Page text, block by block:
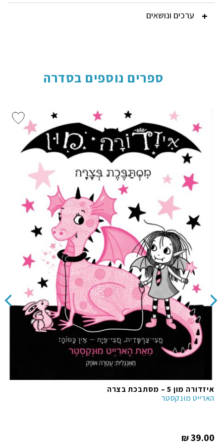
ערכים ונושאים
ספרים נוספים בסדרה
הוסף ל
WISHLIST
איזדורה מון 5 – מסתבכת בצרה
הארייט מונקסטר
39.00
₪
המחיר
הנוכחי